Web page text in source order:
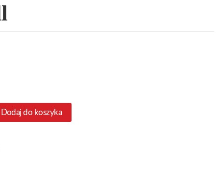
Dodaj do koszyka